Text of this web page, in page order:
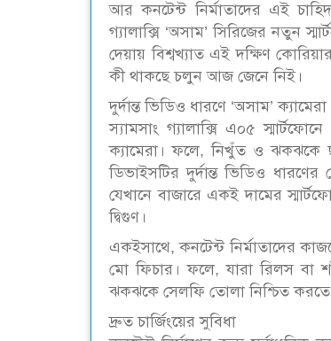
আর কনটেন্ট নির্মাতাদের এই
গ্যালাক্সি ‘অসাম’ সিরিজের নতুন
দেয়ায় বিশ্বখ্যাত এই দক্ষিণ
কী থাকছে চলুন আজ জেনে নিই।
দুর্দান্ত ভিডিও ধারণে ‘অসাম’ ক্যামেরা
স্যামসাং গ্যালাক্সি এ০৫
ক্যামেরা। ফলে, নিখুঁত ও ঝকঝকে
ডিভাইসটির দুর্দান্ত ভিডিও
যেখানে বাজারে একই দামের
দ্বিগুণ।
একইসাথে, কনটেন্ট নির্মাতাদের
মো ফিচার। ফলে, যারা রিলস বা
ঝকঝকে সেলফি তোলা নিশ্চিত করতে
দ্রুত চার্জিংয়ের সুবিধা